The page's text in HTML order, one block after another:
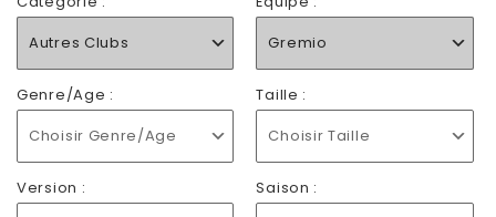
Autres Clubs
Gremio
Genre/Age :
Choisir Genre/Age
Taille :
Choisir Taille
Version :
Saison :